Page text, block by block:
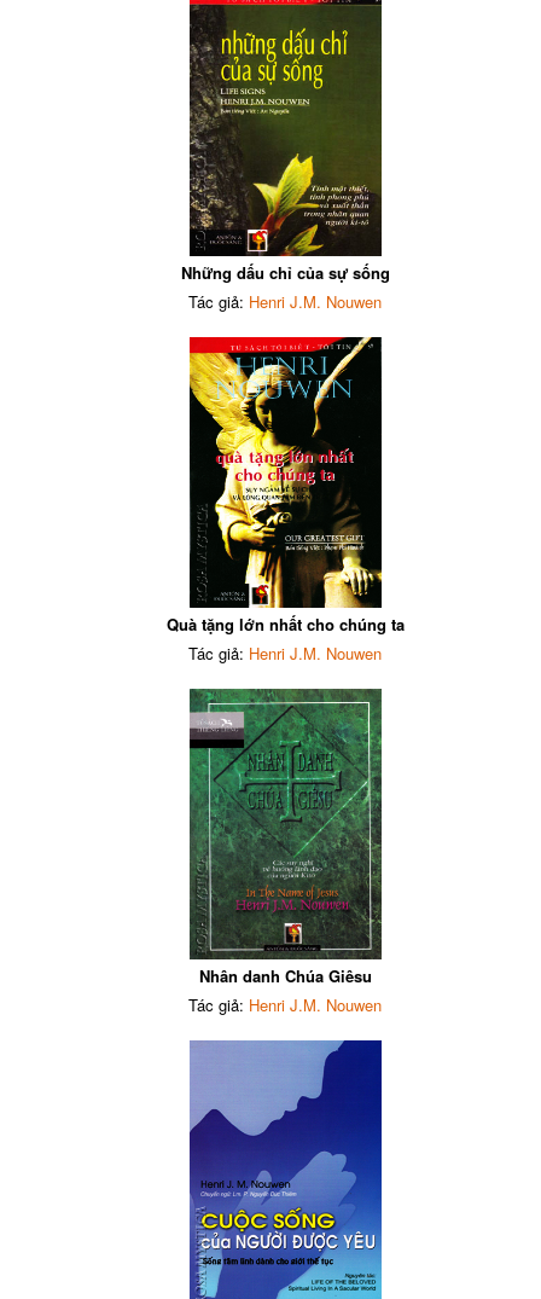
Những dấu chỉ của sự sống
Tác giả: Henri J.M. Nouwen
Quà tặng lớn nhất cho chúng ta
Tác giả: Henri J.M. Nouwen
Nhân danh Chúa Giêsu
Tác giả: Henri J.M. Nouwen